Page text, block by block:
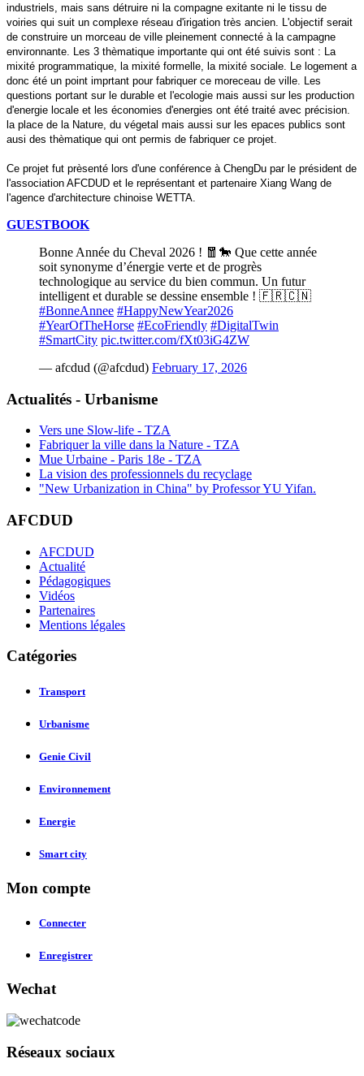
industriels, mais sans détruire ni la compagne exitante ni le tissu de
voiries qui suit un complexe réseau d'irigation très ancien. L'objectif serait
de construire un morceau de ville pleinement connecté à la campagne
environnante. Les 3 thèmatique importante qui ont été suivis sont : La
mixité programmatique, la mixité formelle, la mixité sociale. Le logement a
donc été un point imprtant pour fabriquer ce moreceau de ville. Les
questions portant sur le durable et l'ecologie mais aussi sur les production
d'energie locale et les économies d'energies ont été traité avec précision.
la place de la Nature, du végetal mais aussi sur les epaces publics sont
ausi des thèmatique qui ont permis de fabriquer ce projet.
Ce projet fut prèsenté lors d'une conférence à ChengDu par le président de
l'association AFCDUD et le représentant et partenaire Xiang Wang de
l'agence d'architecture chinoise WETTA.
GUESTBOOK
Bonne Année du Cheval 2026 ! 🧧🐎 Que cette année
soit synonyme d’énergie verte et de progrès
technologique au service du bien commun. Un futur
intelligent et durable se dessine ensemble ! 🇫🇷🇨🇳
#BonneAnnee #HappyNewYear2026
#YearOfTheHorse #EcoFriendly #DigitalTwin
#SmartCity pic.twitter.com/fXt03iG4ZW
— afcdud (@afcdud) February 17, 2026
Actualités - Urbanisme
Vers une Slow-life - TZA
Fabriquer la ville dans la Nature - TZA
Mue Urbaine - Paris 18e - TZA
La vision des professionnels du recyclage
"New Urbanization in China" by Professor YU Yifan.
AFCDUD
AFCDUD
Actualité
Pédagogiques
Vidéos
Partenaires
Mentions légales
Catégories
Transport
Urbanisme
Genie Civil
Environnement
Energie
Smart city
Mon compte
Connecter
Enregistrer
Wechat
Réseaux sociaux